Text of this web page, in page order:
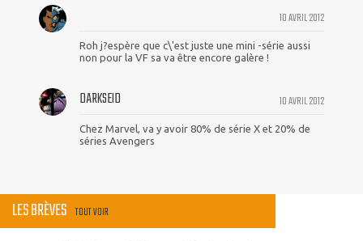
10 AVRIL 2012
Roh j?espère que c\'est juste une mini -série aussi
non pour la VF sa va être encore galère !
10 AVRIL 2012
DARKSEID
Chez Marvel, va y avoir 80% de série X et 20% de
séries Avengers
LES BRÈVES TOUT VOIR